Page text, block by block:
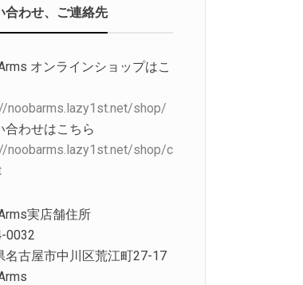
合わせ、ご連絡先
オンラインショップはこ
noobarms.lazy1st.net/shop/
合わせはこちら
noobarms.lazy1st.net/shop/c
実店舗住所
0032
名古屋市中川区荒江町27-17